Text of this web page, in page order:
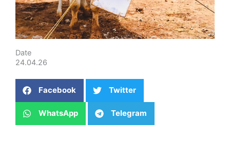
Date
24.04.26
Facebook Twitter
WhatsApp Telegram